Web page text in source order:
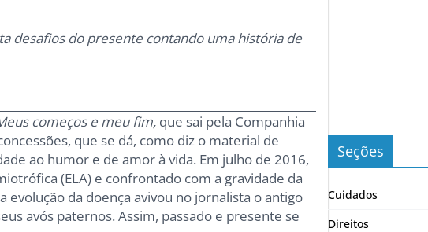
desafios do presente contando uma história de
começos e meu fim, que sai pela Companhia
que se dá, como diz o material de
ao humor e de amor à vida. Em julho de 2016,
(ELA) e confrontado com a gravidade da
da doença avivou no jornalista o antigo
avós paternos. Assim, passado e presente se
Seções
Cuidados
Direitos